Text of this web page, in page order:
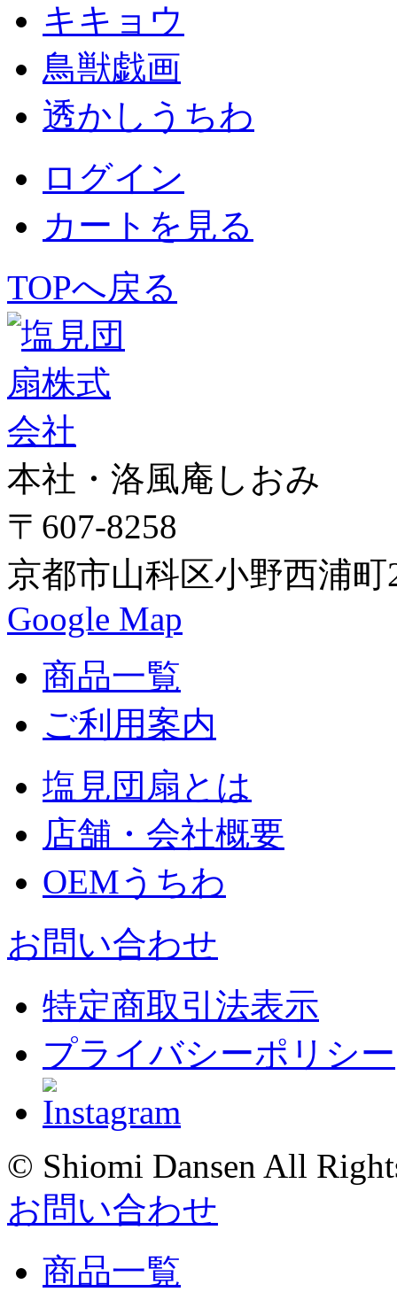
キキョウ
鳥獣戯画
透かしうちわ
ログイン
カートを見る
TOPへ戻る
本社・洛風庵しおみ
〒607-8258
京都市山科区小野西浦町
Google Map
商品一覧
ご利用案内
塩見団扇とは
店舗・会社概要
OEMうちわ
お問い合わせ
特定商取引法表示
プライバシーポリシー
© Shiomi Dansen All
お問い合わせ
商品一覧